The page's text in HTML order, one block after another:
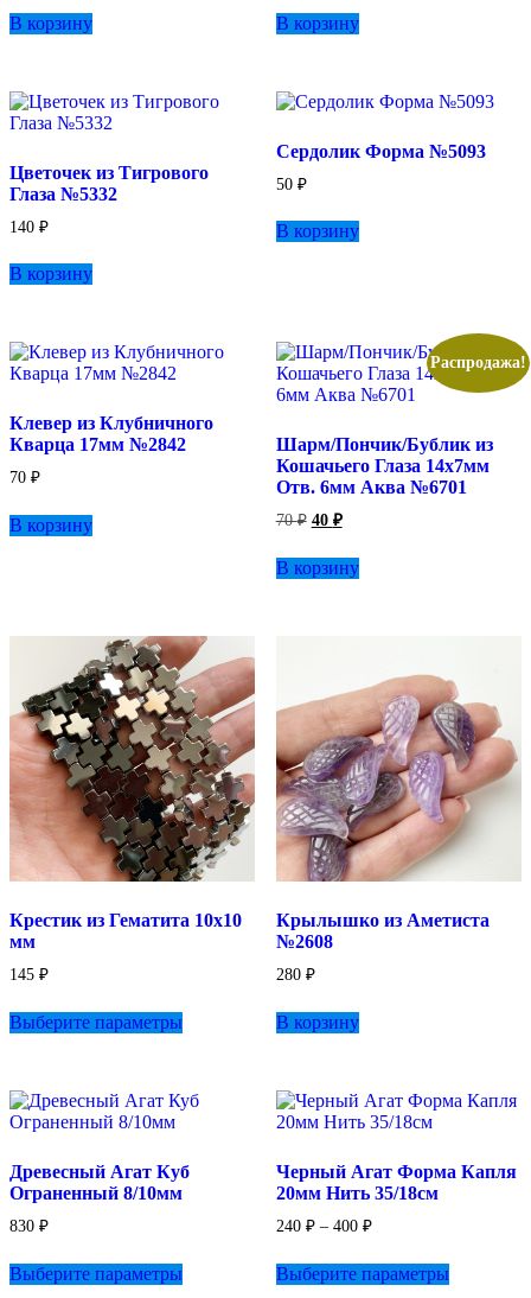
В корзину В корзину
Цветочек из Тигрового
Глаза №5332
140 ₽
В корзину
Сердолик Форма №5093
50 ₽
В корзину
Клевер из Клубничного
Кварца 17мм №2842
70 ₽
В корзину
Распродажа!
Шарм/Пончик/Бублик из
Кошачьего Глаза 14х7мм
Отв. 6мм Аква №6701
70₽ Первоначальная
составляла
70 ₽.
40 ₽Текущая
40 ₽.
В корзину
Крестик из Гематита 10х10
мм
145 ₽
Выберите параметры
Опции
на
странице
Крылышко из Аметиста
№2608
280 ₽
В корзину
Древесный Агат Куб
Ограненный 8/10мм
830 ₽
Выберите параметры
Черный Агат Форма Капля
20мм Нить 35/18см
240 ₽ – 400 ₽Диапазон
240 ₽
–
Выберите параметрытовар